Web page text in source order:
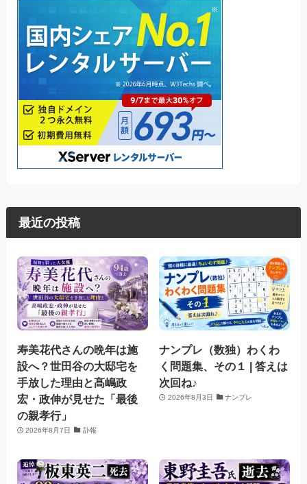
最近の投稿
寿美花代さんの晩年は施
設へ？世田谷の大邸宅を
手放した理由と髙嶋政
宏・政伸が見せた「最後
の親孝行」
2026年8月7日 訃報
ナンプレ（数独）わくわ
く問題集、その１ | 答えは
次回ね♪
2026年8月3日 ナンプレ